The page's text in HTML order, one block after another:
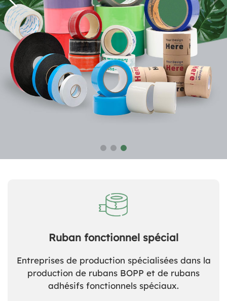
Ruban fonctionnel spécial
Entreprises de production spécialisées dans la
production de rubans BOPP et de rubans
adhésifs fonctionnels spéciaux.